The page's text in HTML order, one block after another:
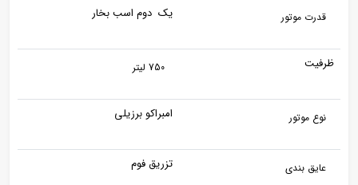
قدرت موتور یک دوم اسب بخار
ظرفیت 750 لیتر
نوع موتور امبراکو برزیلی
عایق بندی تزریق فوم